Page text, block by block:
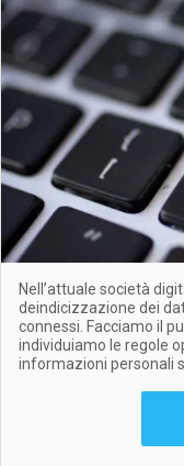
Nell’attuale società
deindicizzazione dei
connessi. Facciamo il
individuiamo le regole
informazioni personali